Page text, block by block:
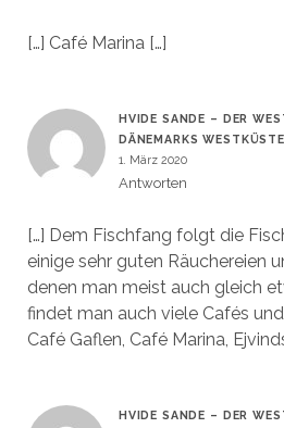
[…] Café Marina […]
HVIDE SANDE – DER
DÄNEMARKS WESTKÜSTE
1. März 2020
Antworten
[…] Dem Fischfang folgt die
einige sehr guten Räuchereien
denen man meist auch gleich
findet man auch viele Cafés
Café Gaflen, Café Marina,
HVIDE SANDE – DER